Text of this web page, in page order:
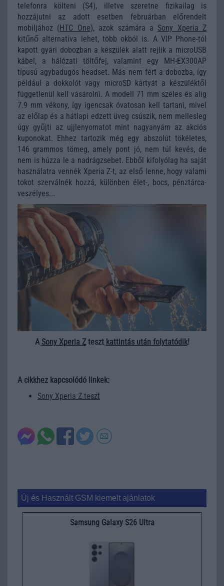
telefonra költeni (S4), illetve szeretne fizikailag is
hozzájutni az adott esetben februárban előrendelt
mobiljához (HTC One), azok számára a Sony Xperia Z
kitűnő alternatíva lehet, több okból is. A VIP Phone-tól
kapott gyári dobozban a készülék alatt rejlik a microUSB
kábel, a hálózati töltőfej, valamint egy MH-EX300AP
típusú agybadugós headset. Más nem fért a dobozba, így
például a dokkolót vagy microSD kártyát a készüléktől
függetlenül kell vásárolni. A modell 71 mm széles és alig
7.9 mm vékony, így igencsak óvatosan kell tartani, mivel
az előlap és a hátlapi edzett üveg csúszik, nem mellesleg
úgy gyűjti az ujjlenyomatot mint nagyanyám az akciós
kuponokat. Ehhez tartozik még egy abszolút tökéletes,
146 grammos tömeg, amely pont jó, nem túl kevés, de
nem is húzza le a nadrágzsebet. Ebből kifolyólag ha saját
használatra vennék Xperia Z-t, az első lenne, hogy valami
tokot szerválnék hozzá, különben élet-, bocs, pénztárca-
veszélyes...
A Sony Xperia Zteszt kattintás után folytatódik!
A cikkhez kapcsolódó linkek:
Sony Xperia Z teszt
Új és Használt GSM kiemelt ajánlatok
Samsung Galaxy S26 Ultra